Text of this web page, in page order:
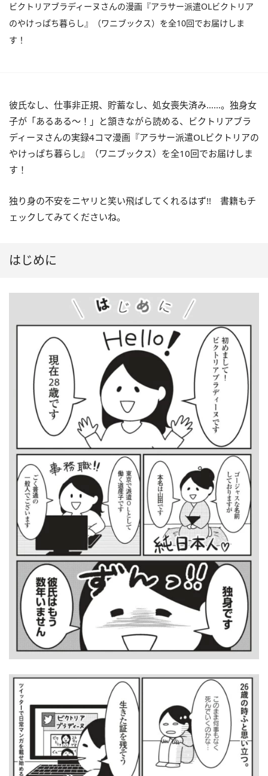
ビクトリアブラディーヌさんの漫画『アラサー派遣OLビクトリア
のやけっぱち暮らし』（ワニブックス）を全10回でお届けしま
す！
彼氏なし、仕事非正規、貯蓄なし、処女喪失済み……。独身女
子が「あるある～！」と頷きながら読める、ビクトリアブラ
ディーヌさんの実録4コマ漫画『アラサー派遣OLビクトリアの
やけっぱち暮らし』（ワニブックス）を全10回でお届けしま
す！
独り身の不安をニヤリと笑い飛ばしてくれるはず!! 書籍もチ
ェックしてみてくださいね。
はじめに